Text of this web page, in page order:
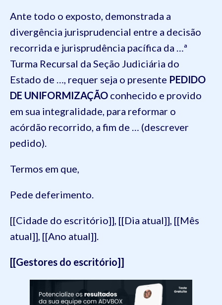
Ante todo o exposto, demonstrada a
divergência jurisprudencial entre a decisão
recorrida e jurisprudência pacífica da …ª
Turma Recursal da Seção Judiciária do
Estado de …, requer seja o presente PEDIDO
DE UNIFORMIZAÇÃO conhecido e provido
em sua integralidade, para reformar o
acórdão recorrido, a fim de … (descrever
pedido).
Termos em que,
Pede deferimento.
[[Cidade do escritório]], [[Dia atual]], [[Mês
atual]], [[Ano atual]].
[[Gestores do escritório]]